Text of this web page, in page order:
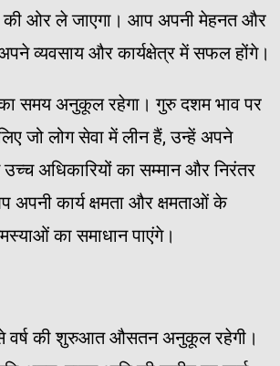
ओर ले जाएगा। आप अपनी मेहनत और
व्यवसाय और कार्यक्षेत्र में सफल होंगे।
समय अनुकूल रहेगा। गुरु दशम भाव पर
जो लोग सेवा में लीन हैं, उन्हें अपने
अधिकारियों का सम्मान और निरंतर
अपनी कार्य क्षमता और क्षमताओं के
का समाधान पाएंगे।
वर्ष की शुरुआत औसतन अनुकूल रहेगी।